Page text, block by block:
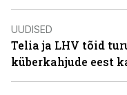
UUDISED
Telia ja LHV tõid
küberkahjude eest